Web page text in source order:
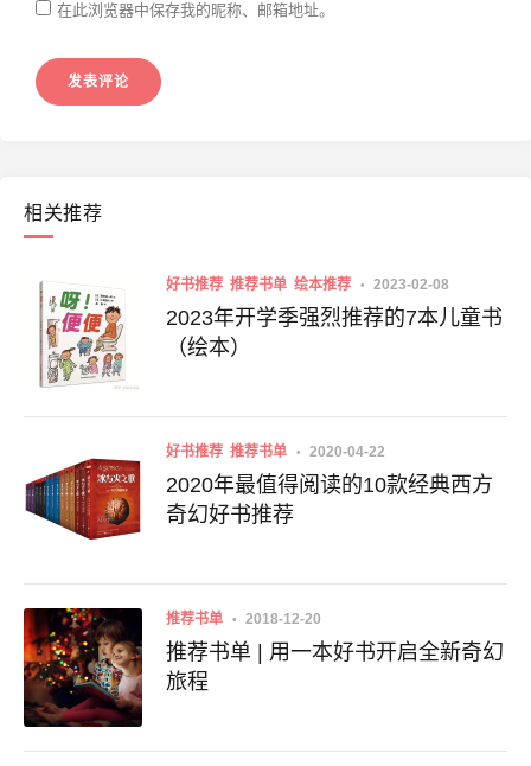
在此浏览器中保存我的昵称、邮箱地址。
相关推荐
好书推荐 推荐书单 绘本推荐 2023-02-08
2023年开学季强烈推荐的7本儿童书
（绘本）
好书推荐 推荐书单 2020-04-22
2020年最值得阅读的10款经典西方
奇幻好书推荐
推荐书单 2018-12-20
推荐书单 | 用一本好书开启全新奇幻
旅程